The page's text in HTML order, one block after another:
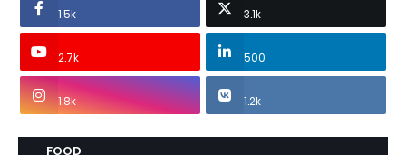
1.5k 3.1k
2.7k 500
1.8k 1.2k
FOOD